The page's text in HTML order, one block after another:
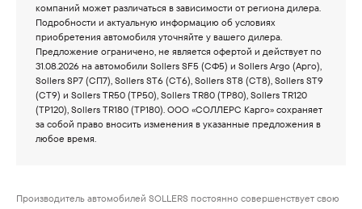
компаний может различаться в зависимости от региона дилера.
Подробности и актуальную информацию об условиях
приобретения автомобиля уточняйте у вашего дилера.
Предложение ограничено, не является офертой и действует по
31.08.2026 на автомобили Sollers SF5 (СФ5) и Sollers Argo (Арго),
Sollers SP7 (СП7), Sollers ST6 (СТ6), Sollers ST8 (СТ8), Sollers ST9
(СТ9) и Sollers TR50 (ТР50), Sollers TR80 (ТР80), Sollers TR120
(ТР120), Sollers TR180 (ТР180). ООО «СОЛЛЕРС Карго» сохраняет
за собой право вносить изменения в указанные предложения в
любое время.
Производитель автомобилей SOLLERS постоянно совершенствует свою